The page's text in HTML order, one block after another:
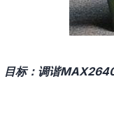
目标：调谐